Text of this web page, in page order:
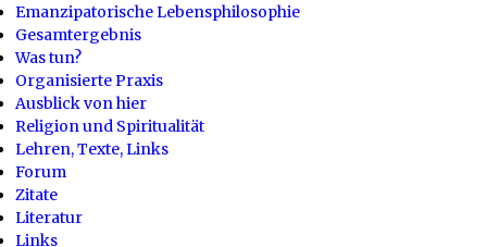
Emanzipatorische Lebensphilosophie
Gesamtergebnis
Was tun?
Organisierte Praxis
Ausblick von hier
Religion und Spiritualität
Lehren, Texte, Links
Forum
Zitate
Literatur
Links